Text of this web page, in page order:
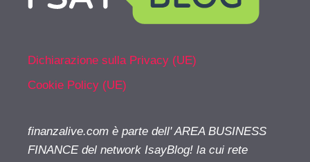
Dichiarazione sulla Privacy (UE)
Cookie Policy (UE)
finanzalive.com è parte dell' AREA BUSINESS
FINANCE del network IsayBlog! la cui rete